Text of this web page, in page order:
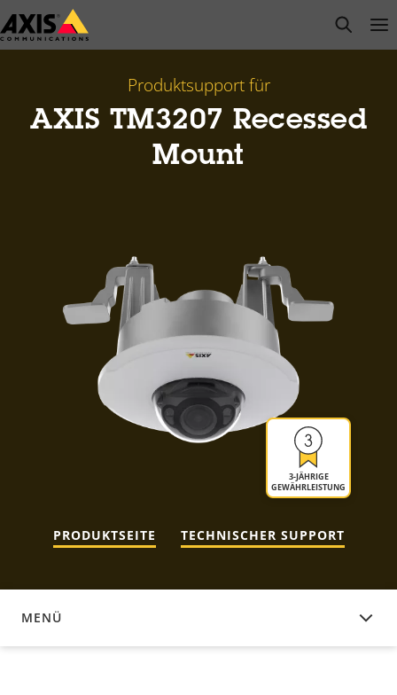
Zum
Hauptinhalt
open
Produktsupport für
AXIS TM3207 Recessed
Mount
3-JÄHRIGE
GEWÄHRLEISTUNG
PRODUKTSEITE TECHNISCHER SUPPORT
MENÜ
DOKUMENTATION